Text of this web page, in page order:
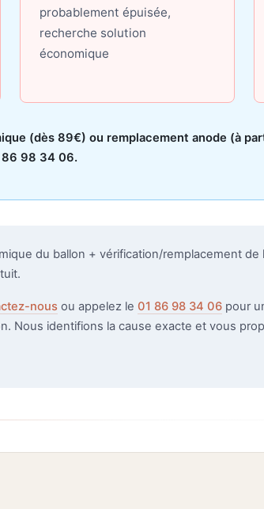
probablement épuisée,
recherche solution
économique
(dès 89€) ou remplacement anode (à
86 98 34 06.
du ballon + vérification/remplacement de
nous ou appelez le 01 86 98 34 06 pour
Nous identifions la cause exacte et vous